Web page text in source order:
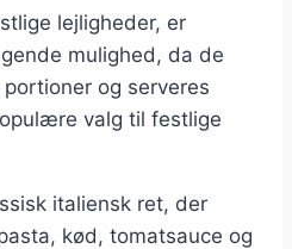
lejligheder, er
mulighed, da de
og serveres
valg til festlige
italiensk ret, der
kød, tomatsauce og